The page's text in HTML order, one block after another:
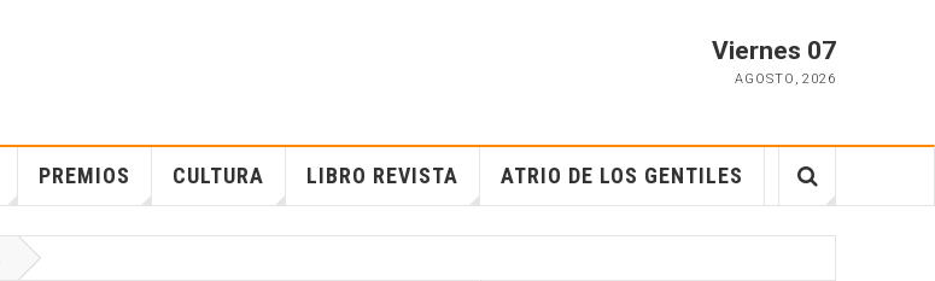
Viernes 07
AGOSTO , 2026
PREMIOS CULTURA LIBRO REVISTA ATRIO DE LOS GENTILES